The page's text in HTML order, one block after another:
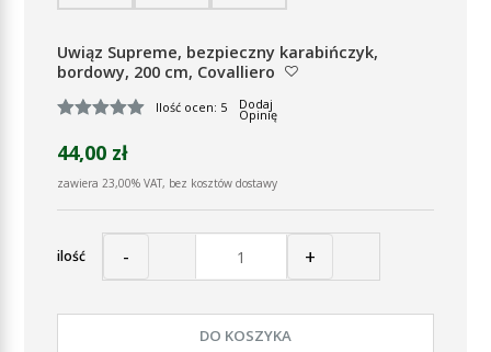
Uwiąz Supreme, bezpieczny karabińczyk,
bordowy, 200 cm, Covalliero
Ilość ocen: 5 Dodaj
Opinię
44,00 zł
zawiera 23,00% VAT, bez kosztów dostawy
ilość - +
DO KOSZYKA